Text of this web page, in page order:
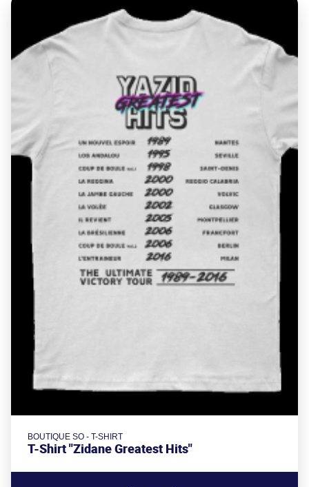
BOUTIQUE SO - T-SHIRT
T-Shirt "Zidane Greatest Hits"